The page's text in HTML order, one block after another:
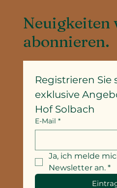
Neuigkeiten
abonnieren.
Registrieren Sie
exklusive
Hof Solbach
E-Mail *
Ja, ich melde
Newsletter an. *